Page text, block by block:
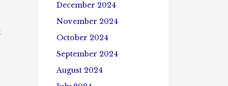
December 2024
November 2024
October 2024
September 2024
August 2024